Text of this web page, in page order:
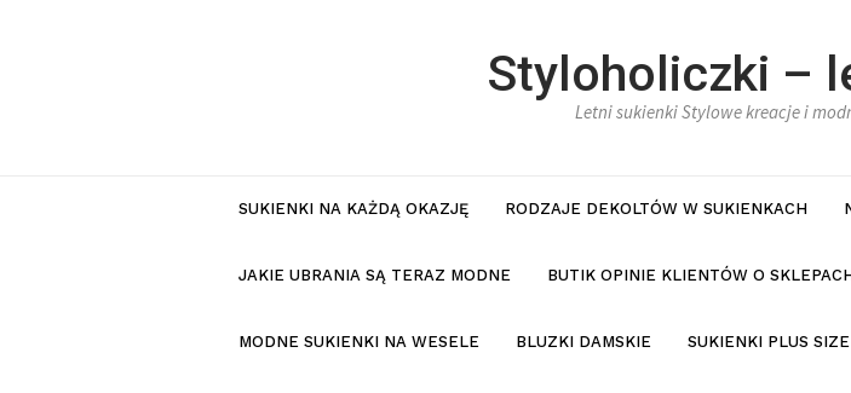
Styloholiczki –
Letni sukienki Stylowe kreacje i
SUKIENKI NA KAŻDĄ OKAZJĘ RODZAJE DEKOLTÓW W SUKIENKACH
JAKIE UBRANIA SĄ TERAZ MODNE BUTIK OPINIE KLIENTÓW O
MODNE SUKIENKI NA WESELE BLUZKI DAMSKIE SUKIENKI PLUS SIZE